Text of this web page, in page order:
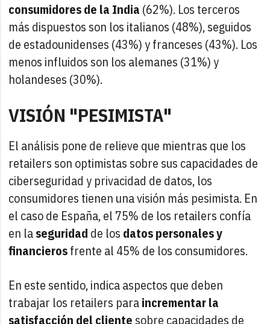
consumidores de la India (62%). Los terceros
más dispuestos son los italianos (48%), seguidos
de estadounidenses (43%) y franceses (43%). Los
menos influidos son los alemanes (31%) y
holandeses (30%).
VISIÓN "PESIMISTA"
El análisis pone de relieve que mientras que los
retailers son optimistas sobre sus capacidades de
ciberseguridad y privacidad de datos, los
consumidores tienen una visión más pesimista. En
el caso de España, el 75% de los retailers confía
en laseguridad de los datos personales y
financierosfrente al 45% de los consumidores.
En este sentido, indica aspectos que deben
trabajar los retailers paraincrementar la
satisfacción del cliente sobre capacidades de